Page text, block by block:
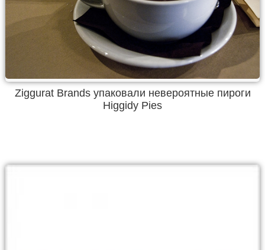
Ziggurat Brands упаковали невероятные пироги
Higgidy Pies